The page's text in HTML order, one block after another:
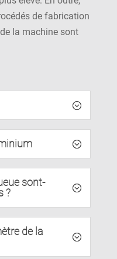
de fabrication
la machine sont
sont-
?
de la